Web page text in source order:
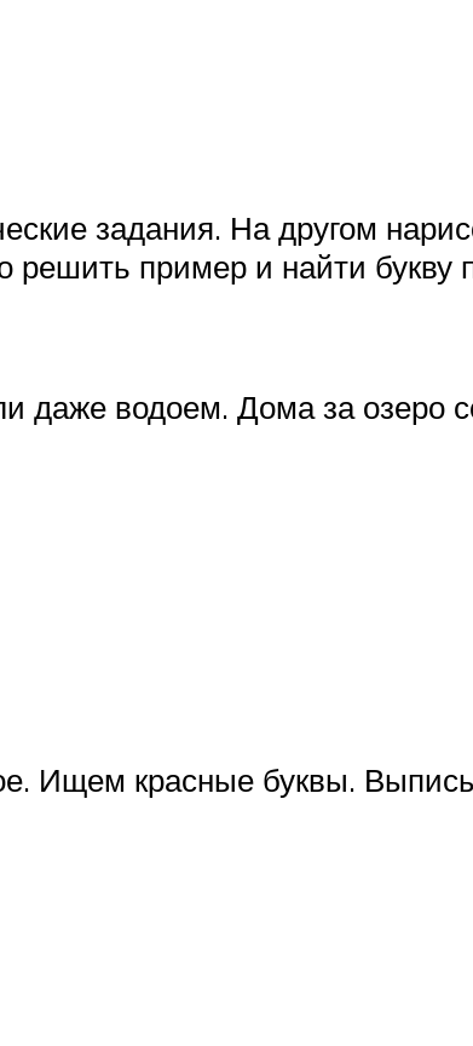
задания. На другом
решить пример и найти
даже водоем. Дома за озеро
Ищем красные буквы.